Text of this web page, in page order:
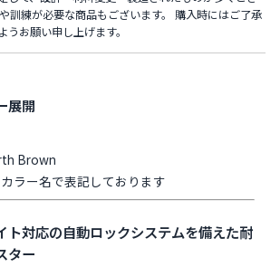
訓練が必要な商品もございます。 購入時にはご了承
お願い申し上げます。
展開
Brown
ラー名で表記しております
ト対応の自動ロックシステムを備えた耐
ター